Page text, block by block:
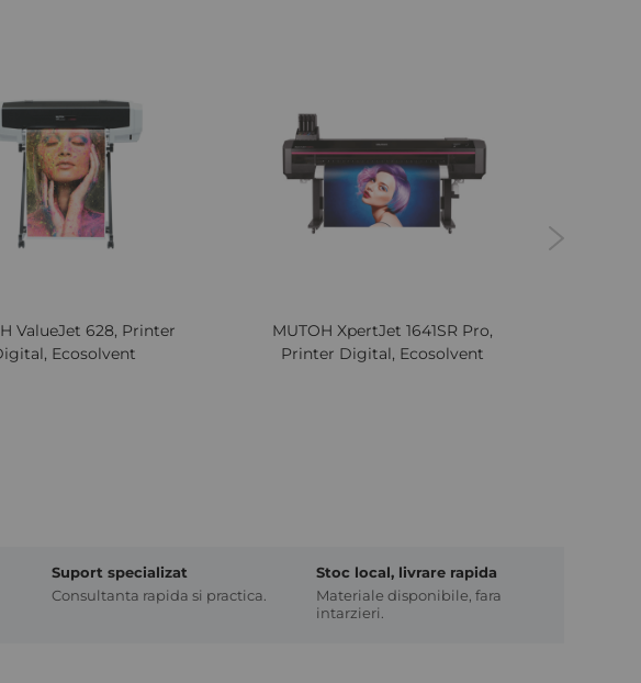
ValueJet 628, Printer
Ecosolvent
MUTOH XpertJet 1641SR Pro,
Printer Digital, Ecosolvent
Suport specializat
Consultanta rapida si practica.
Stoc local, livrare rapida
Materiale disponibile, fara
intarzieri.